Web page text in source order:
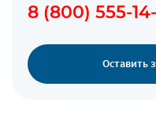
8 (800) 555-
Оставить